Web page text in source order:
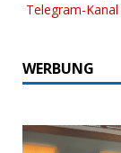
Telegram-
WERBUNG